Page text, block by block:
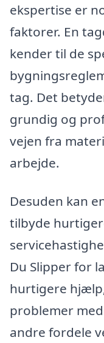
ekspertise er
faktorer. En
kender til de
tag. Det
grundig og
vejen fra
arbejde.
Desuden kan
tilbyde
Du Slipper for
hurtigere
problemer
andre fordele